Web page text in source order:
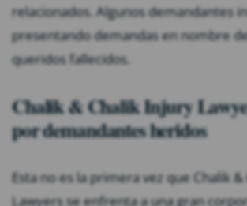
relacionados. Algunos demandantes
presentando demandas en nombre
queridos fallecidos.
Chalik & Chalik Injury
por demandantes heridos
Esta no es la primera vez que Chalik
Lawyers se enfrenta a una gran